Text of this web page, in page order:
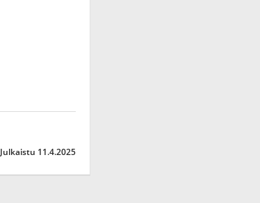
Julkaistu 11.4.2025